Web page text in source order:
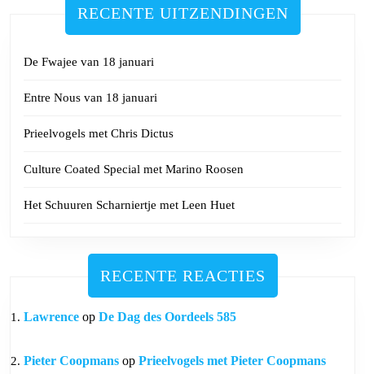
RECENTE UITZENDINGEN
De Fwajee van 18 januari
Entre Nous van 18 januari
Prieelvogels met Chris Dictus
Culture Coated Special met Marino Roosen
Het Schuuren Scharniertje met Leen Huet
RECENTE REACTIES
Lawrence op De Dag des Oordeels 585
Pieter Coopmans op Prieelvogels met Pieter Coopmans